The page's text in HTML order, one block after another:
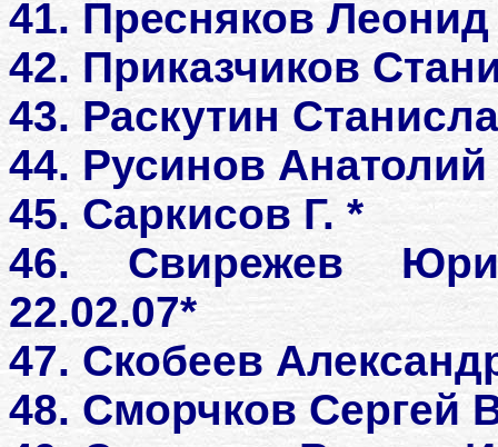
41. Пресняков
42. Приказчиков
43. Раскутин
44. Русинов
45. Саркисов Г. *
46. Свирежев
22.02.07*
47. Скобеев
48. Сморчков Сергей